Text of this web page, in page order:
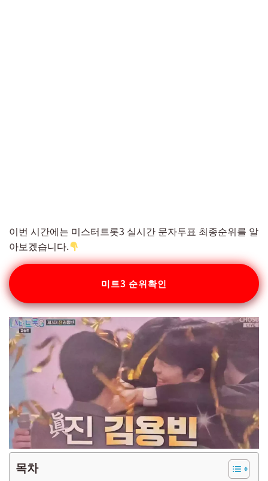
이번 시간에는 미스터트롯3 실시간 문자투표 최종순위를 알
아보겠습니다.
미트3 순위확인
목차